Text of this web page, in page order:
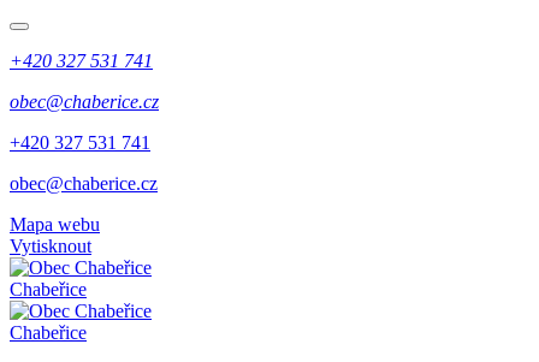
+420 327 531 741
obec@chaberice.cz
+420 327 531 741
obec@chaberice.cz
Mapa webu
Vytisknout
Chabeřice
Chabeřice